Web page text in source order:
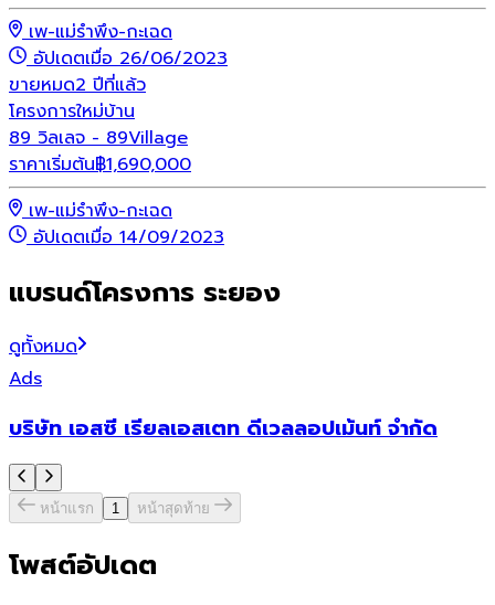
เพ-แม่รำพึง-กะเฉด
อัปเดตเมื่อ 26/06/2023
ขายหมด2 ปีที่แล้ว
โครงการใหม่บ้าน
89 วิลเลจ - 89Village
ราคาเริ่มต้น฿1,690,000
เพ-แม่รำพึง-กะเฉด
อัปเดตเมื่อ 14/09/2023
แบรนด์โครงการ ระยอง
ดูทั้งหมด
Ads
บริษัท เอสซี เรียลเอสเตท ดีเวลลอปเม้นท์ จำกัด
หน้าแรก 1 หน้าสุดท้าย
โพสต์อัปเดต